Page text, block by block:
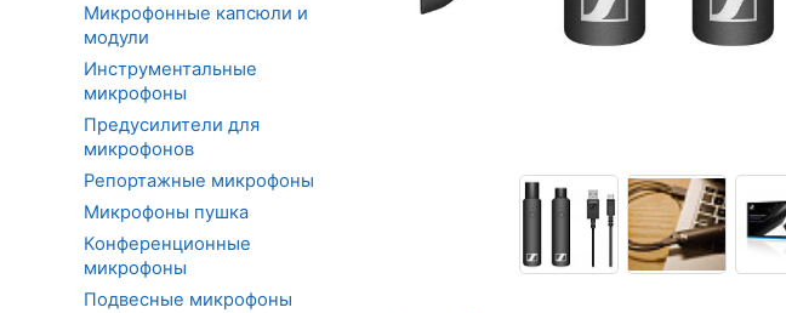
Микрофонные капсюли и
модули
Инструментальные
микрофоны
Предусилители для
микрофонов
Репортажные микрофоны
Микрофоны пушка
Конференционные
микрофоны
Подвесные микрофоны